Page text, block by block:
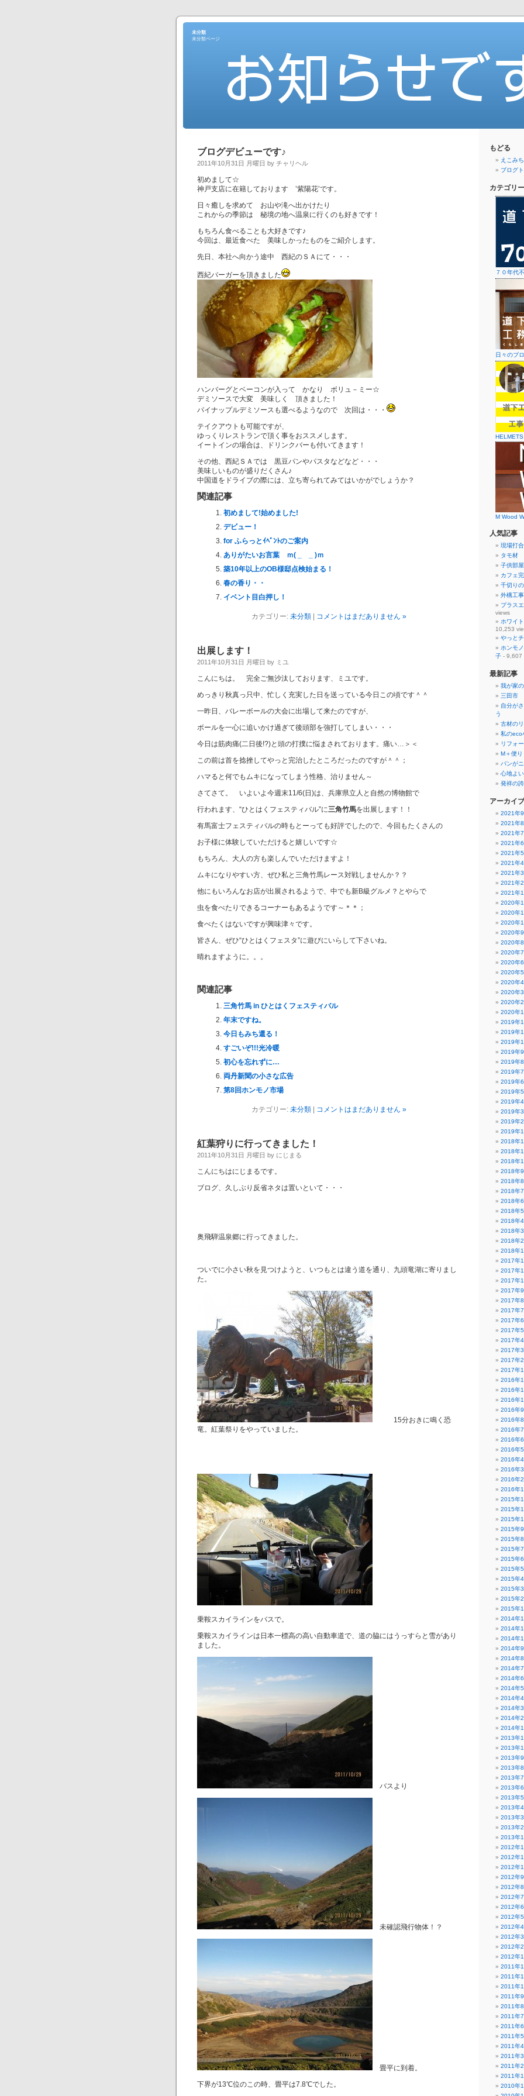
未分類
未分類ページ
ブログデビューです♪
2011年10月31日 月曜日 by チャリヘル
初めまして☆
神戸支店に在籍しております ’紫陽花’です。
日々癒しを求めて お山や滝へ出かけたり
これからの季節は 秘境の地へ温泉に行くのも好きです！
もちろん食べることも大好きです♪
今回は、最近食べた 美味しかったものをご紹介します。
先日、本社へ向かう途中 西紀のＳＡにて・・・
西紀バーガーを頂きました
ハンバーグとベーコンが入って かなり ボリュ－ミー☆
デミソースで大変 美味しく 頂きました！
パイナップルデミソースも選べるようなので 次回は・・・
テイクアウトも可能ですが、
ゆっくりレストランで頂く事をおススメします。
イートインの場合は、ドリンクバーも付いてきます！
その他、西紀ＳＡでは 黒豆パンやパスタなどなど・・・
美味しいものが盛りだくさん♪
中国道をドライブの際には、立ち寄られてみてはいかがでしょうか？
関連記事
初めまして!始めました!
デビュー！
for ふらっとｲﾍﾞﾝﾄのご案内
ありがたいお言葉 ｍ( _ _ )ｍ
築10年以上のOB様邸点検始まる！
春の香り・・
イベント目白押し！
カテゴリー: 未分類| コメントはまだありません »
出展します！
2011年10月31日 月曜日 by ミユ
こんにちは。 完全ご無沙汰しております、ミユです。
めっきり秋真っ只中、忙しく充実した日を送っている今日この頃です＾＾
一昨日、バレーボールの大会に出場して来たのですが、
ボールを一心に追いかけ過ぎて後頭部を強打してしまい・・・
今日は筋肉痛(二日後!?)と頭の打撲に悩まされております。痛い…＞＜
この前は首を捻挫してやっと完治したところだったのですが＾＾；
ハマると何でもムキになってしまう性格、治りません～
さてさて。 いよいよ今週末11/6(日)は、兵庫県立人と自然の博物館で
行われます、“ひとはくフェスティバル”に三角竹馬を出展します！！
有馬富士フェスティバルの時もとーっても好評でしたので、今回もたくさんの
お子様に体験していただけると嬉しいです☆
もちろん、大人の方も楽しんでいただけますよ！
ムキになりやすい方、ぜひ私と三角竹馬レース対戦しませんか？？
他にもいろんなお店が出展されるようで、中でも新B級グルメ？とやらで
虫を食べたりできるコーナーもあるようです～＊＊；
食べたくはないですが興味津々です。
皆さん、ぜひ“ひとはくフェスタ”に遊びにいらして下さいね。
晴れますように。。。
関連記事
三角竹馬 in ひとはくフェスティバル
年末ですね。
今日もみち還る！
すごいぞ!!!光冷暖
初心を忘れずに…
両丹新聞の小さな広告
第8回ホンモノ市場
カテゴリー: 未分類| コメントはまだありません »
紅葉狩りに行ってきました！
2011年10月31日 月曜日 by にじまる
こんにちはにじまるです。
ブログ、久しぶり反省ネタは置いといて・・・
奥飛騨温泉郷に行ってきました。
ついでに小さい秋を見つけようと、いつもとは違う道を通り、九頭竜湖に寄りまし
た。
15分おきに鳴く恐
竜。紅葉祭りをやっていました。
乗鞍スカイラインをバスで。
乗鞍スカイラインは日本一標高の高い自動車道で、道の脇にはうっすらと雪があり
ました。
バスより
未確認飛行物体！？
畳平に到着。
下界が13℃位のこの時、畳平は7.8℃でした。
もどる
えこみ
ブログ
カテゴリー
７０年代
日々のブ
HELMETS
M Wood
人気記事
現場打合
タモ材
子供部
カフェ完
千切り
外構工
プラス
views
ホワイ
10,253
やっと
ホンモ
子 - 9,607
最新記事
我が家
三田市
自分が
う
古材の
私のeco
リフォ
М＋便り
パンが
心地よ
発祥の誇
アーカイブ
2021年9
2021年8
2021年7
2021年6
2021年5
2021年4
2021年3
2021年2
2021年1
2020年
2020年
2020年
2020年9
2020年8
2020年7
2020年6
2020年5
2020年4
2020年3
2020年2
2020年1
2019年
2019年
2019年
2019年9
2019年8
2019年7
2019年6
2019年5
2019年4
2019年3
2019年2
2019年1
2018年
2018年
2018年
2018年9
2018年8
2018年7
2018年6
2018年5
2018年4
2018年3
2018年2
2018年1
2017年
2017年
2017年
2017年9
2017年8
2017年7
2017年6
2017年5
2017年4
2017年3
2017年2
2017年1
2016年
2016年
2016年
2016年9
2016年8
2016年7
2016年6
2016年5
2016年4
2016年3
2016年2
2016年1
2015年
2015年
2015年
2015年9
2015年8
2015年7
2015年6
2015年5
2015年4
2015年3
2015年2
2015年1
2014年
2014年
2014年
2014年9
2014年8
2014年7
2014年6
2014年5
2014年4
2014年3
2014年2
2014年1
2013年
2013年
2013年9
2013年8
2013年7
2013年6
2013年5
2013年4
2013年3
2013年2
2013年1
2012年
2012年
2012年
2012年9
2012年8
2012年7
2012年6
2012年5
2012年4
2012年3
2012年2
2012年1
2011年
2011年
2011年
2011年9
2011年8
2011年7
2011年6
2011年5
2011年4
2011年3
2011年2
2011年1
2010年